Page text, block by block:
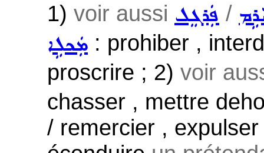
1) voir aussi ܦܲܪܓܸܠ /
ܡܲܟܠܹܐ : prohiber ,
proscrire ; 2) voir
chasser , mettre
/ remercier ,